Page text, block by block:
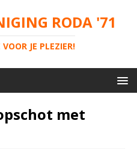
RODA '71
JE PLEZIER!
met